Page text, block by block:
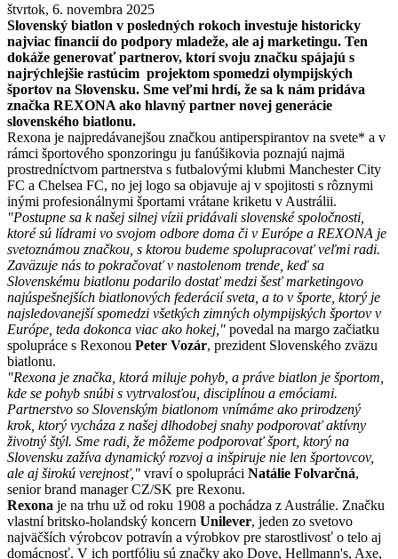
štvrtok, 6. novembra 2025
Slovenský biatlon v posledných rokoch investuje historicky
najviac financií do podpory mladeže, ale aj marketingu. Ten
dokáže generovať partnerov, ktorí svoju značku spájajú s
najrýchlejšie rastúcim projektom spomedzi olympijských
športov na Slovensku. Sme veľmi hrdí, že sa k nám pridáva
značka REXONA ako hlavný partner novej generácie
slovenského biatlonu.
Rexona je najpredávanejšou značkou antiperspirantov na svete* a v
rámci športového sponzoringu ju fanúšikovia poznajú najmä
prostredníctvom partnerstva s futbalovými klubmi Manchester City
FC a Chelsea FC, no jej logo sa objavuje aj v spojitosti s rôznymi
inými profesionálnymi športami vrátane kriketu v Austrálii.
"Postupne sa k našej silnej vízii pridávali slovenské spoločnosti,
ktoré sú lídrami vo svojom odbore doma či v Európe a REXONA je
svetoznámou značkou, s ktorou budeme spolupracovať veľmi radi.
Zaväzuje nás to pokračovať v nastolenom trende, keď sa
Slovenskému biatlonu podarilo dostať medzi šesť marketingovo
najúspešnejších biatlonových federácií sveta, a to v športe, ktorý je
najsledovanejší spomedzi všetkých zimných olympijských športov v
Európe, teda dokonca viac ako hokej," povedal na margo začiatku
spolupráce s Rexonou Peter Vozár, prezident Slovenského zväzu
biatlonu.
"Rexona je značka, ktorá miluje pohyb, a práve biatlon je športom,
kde se pohyb snúbi s vytrvalosťou, disciplínou a emóciami.
Partnerstvo so Slovenským biatlonom vnímáme ako prirodzený
krok, ktorý vycháza z našej dlhodobej snahy podporovať aktívny
životný štýl. Sme radi, že môžeme podporovať šport, ktorý na
Slovensku zažíva dynamický rozvoj a inšpiruje nie len športovcov,
ale aj širokú verejnosť," vraví o spolupráci Natálie Folvarčná,
senior brand manager CZ/SK pre Rexonu.
Rexona je na trhu už od roku 1908 a pochádza z Austrálie. Značku
vlastní britsko-holandský koncern Unilever, jeden zo svetovo
najväčších výrobcov potravín a výrobkov pre starostlivosť o telo aj
domácnosť. V ich portfóliu sú značky ako Dove, Hellmann's, Axe,